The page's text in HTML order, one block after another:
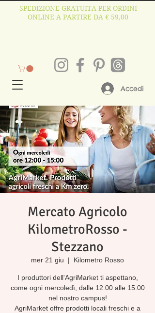
SPEDIZIONE GRATUITA PER ORDINI
ONLINE A PARTIRE DA € 59,00
Accedi
Mercato Agricolo
KilometroRosso -
Stezzano
mer 21 giu
  |
Kilometro Rosso
I produttori dell'AgriMarket ti aspettano,
come ogni mercoledì, dalle 12.00 alle 15.00
nel nostro campus!
AgriMarket offre prodotti locali freschi e a